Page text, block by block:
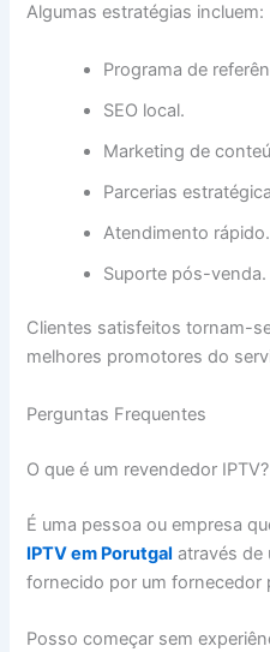
Algumas estratégias incluem:
Programa de
SEO local.
Marketing de
Parcerias
Atendimento rápido.
Suporte pós-venda.
Clientes satisfeitos tornam-
melhores promotores do
Perguntas Frequentes
O que é um revendedor IPTV?
É uma pessoa ou empresa
IPTV em Porutgal através de
fornecido por um fornecedor
Posso começar sem